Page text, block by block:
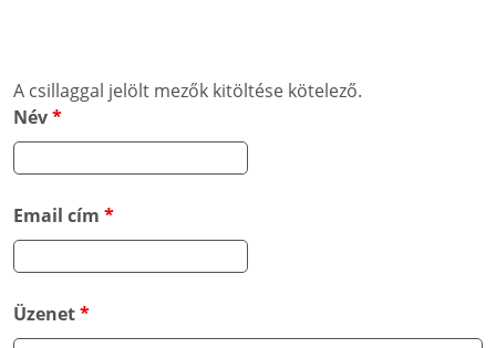
A csillaggal jelölt mezők kitöltése kötelező.
Név*
Email cím *
Üzenet*